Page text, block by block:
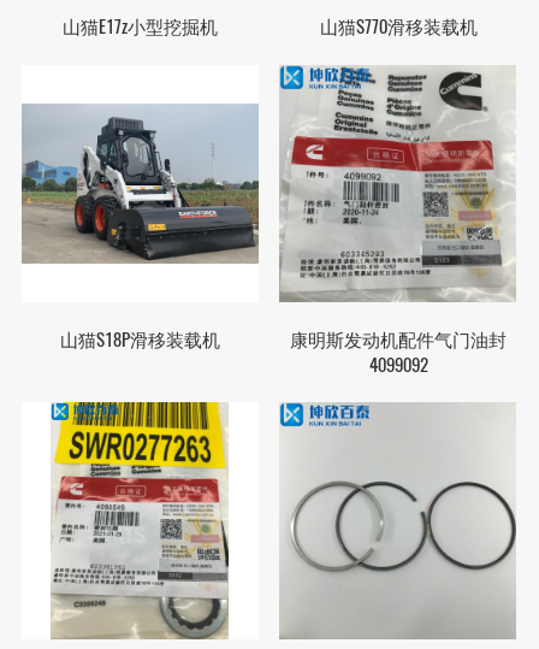
山猫E17z小型挖掘机 山猫S770滑移装载机
山猫S18P滑移装载机
康明斯发动机配件气门油封
4099092